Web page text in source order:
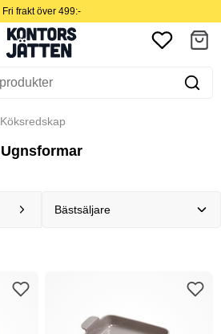
Fri frakt över 499:-
Köksredskap
Ugnsformar